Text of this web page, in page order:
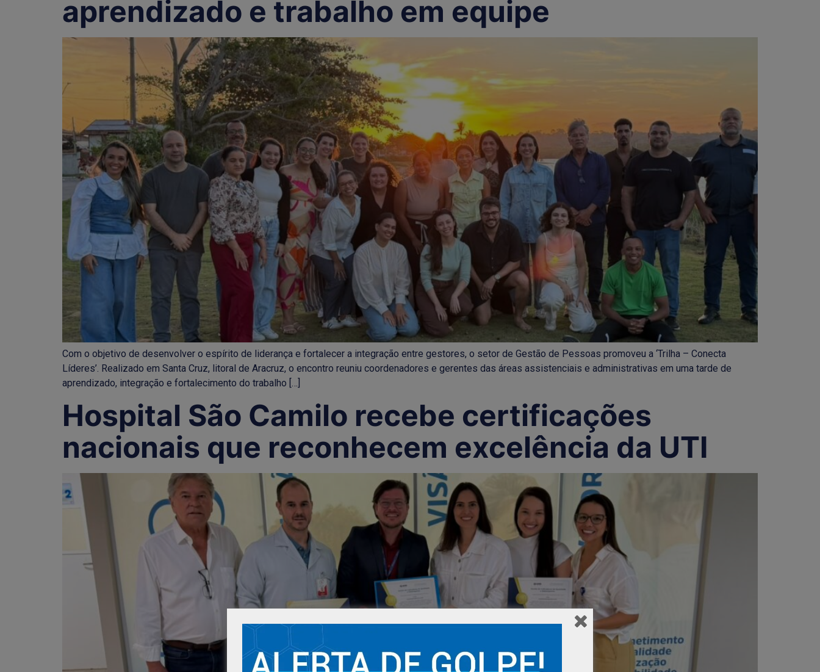
aprendizado e trabalho em equipe
Com o objetivo de desenvolver o espírito de liderança e fortalecer a integração entre gestores, o setor de Gestão de Pessoas promoveu a ‘Trilha – Conecta
Líderes’. Realizado em Santa Cruz, litoral de Aracruz, o encontro reuniu coordenadores e gerentes das áreas assistenciais e administrativas em uma tarde de
aprendizado, integração e fortalecimento do trabalho […]
Hospital São Camilo recebe certificações
nacionais que reconhecem excelência da UTI